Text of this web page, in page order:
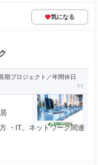
気になる
期プロジェクト／年間休日
・IT、ネットワーク関連